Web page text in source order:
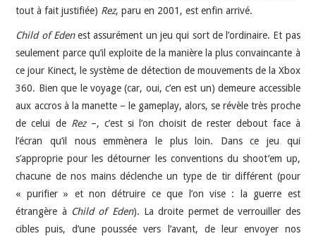
tout à fait justifiée) Rez, paru en 2001, est enfin arrivé.
Child of Edenest assurément un jeu qui sort de l’ordinaire. Et pas
seulement parce qu’il exploite de la manière la plus convaincante à
ce jour Kinect, le système de détection de mouvements de la Xbox
360. Bien que le voyage (car, oui, c’en est un) demeure accessible
aux accros à la manette – le gameplay, alors, se révèle très proche
de celui de Rez–, c’est si l’on choisit de rester debout face à
l’écran qu’il nous emmènera le plus loin. Dans ce jeu qui
s’approprie pour les détourner les conventions du shoot’em up,
chacune de nos mains déclenche un type de tir différent (pour
« purifier » et non détruire ce que l’on vise : la guerre est
étrangère à Child of Eden). La droite permet de verrouiller des
cibles puis, d’une poussée vers l’avant, de leur envoyer nos